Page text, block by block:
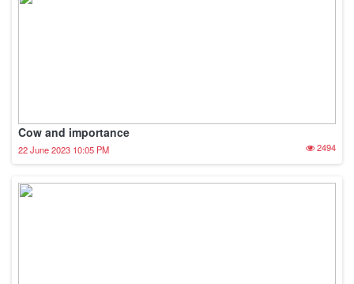
Cow and importance
22 June 2023 10:05 PM 2494